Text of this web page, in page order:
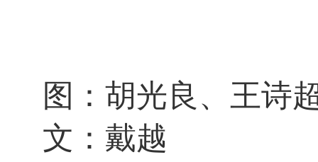
图：胡光良、王诗
文：戴越